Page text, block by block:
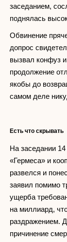
заседанием,
поднялась
Обвинение
допрос
вызвал конфуз
продолжение
якобы до
самом деле
Есть что скрывать
На заседании 14
«Гермеса» и
развелся и
заявил помимо
ущерба
на миллиард,
раздражением.
причинение